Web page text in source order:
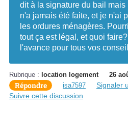
dit à la signature du bail
n'a jamais été faite, et je n'ai
les ordures ménagères.
tout ça est légal, et quoi
l'avance pour tous vos
Rubrique : location logement 26
Répondre isa7597
Signaler
Suivre cette discussion